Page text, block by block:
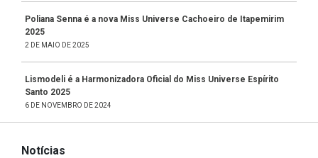
Poliana Senna é a nova Miss Universe Cachoeiro de Itapemirim
2025
2 DE MAIO DE 2025
Lismodeli é a Harmonizadora Oficial do Miss Universe Espírito
Santo 2025
6 DE NOVEMBRO DE 2024
Notícias